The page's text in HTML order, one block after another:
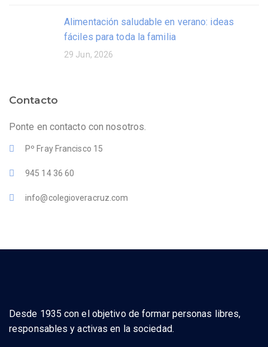
Alimentación saludable en verano: ideas
fáciles para toda la familia
29 Jun, 2026
Contacto
Ponte en contacto con nosotros.
Pº Fray Francisco 15
945 14 36 60
info@colegioveracruz.com
Desde 1935 con el objetivo de formar personas libres,
responsables y activas en la sociedad.